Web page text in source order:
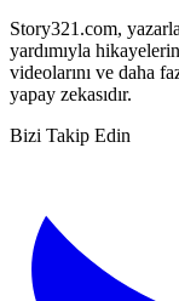
Story321.com,
yardımıyla
videolarını ve daha
yapay zekasıdır.
Bizi Takip Edin